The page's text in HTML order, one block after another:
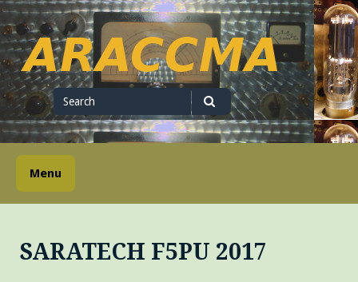
Skip
to
content
ARACCMA
Search
for
Search
Menu
SARATECH F5PU 2017